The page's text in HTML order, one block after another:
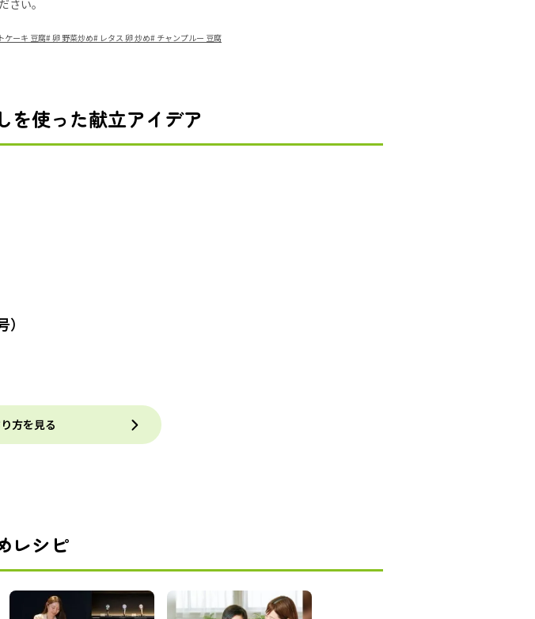
さい。
ケーキ 豆腐#卵 野菜炒め# レタス 卵 炒め# チャンプルー 豆腐
を使った献立アイデア
方を見る
レシピ